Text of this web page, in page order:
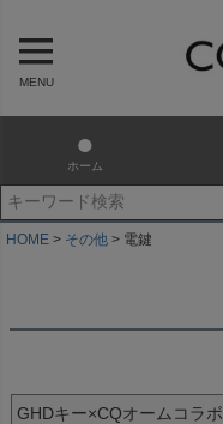
MENU
ホーム
HOME その他 電鍵
GHDキー×CQオームコラボ